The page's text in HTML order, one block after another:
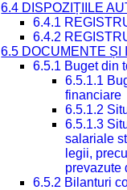
6.4 DISPOZIȚIILE
6.4.1
6.4.2
6.5 DOCUMENTE ȘI
6.5.1 Buget din
6.5.1.1
financiare
6.5.1.2
6.5.1.3
salariale
legii,
prevazute
6.5.2 Bilanturi